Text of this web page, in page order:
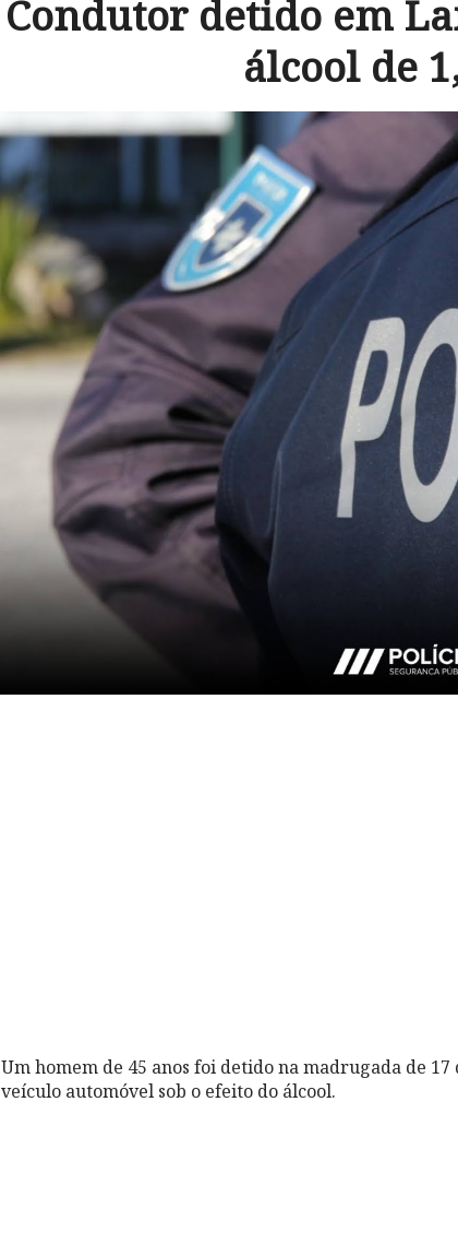
Condutor detido em
álcool de
Um homem de 45 anos foi detido na madrugada de
veículo automóvel sob o efeito do álcool.